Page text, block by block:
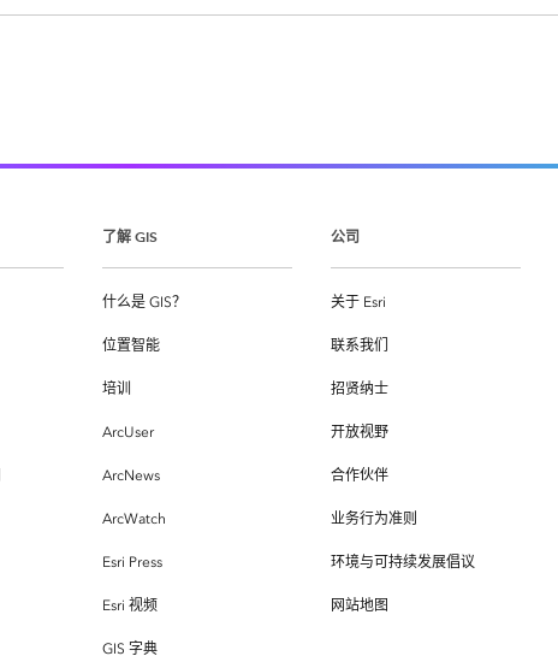
了解 GIS
什么是 GIS？
位置智能
培训
ArcUser
ArcNews
ArcWatch
Esri Press
Esri 视频
GIS 字典
公司
关于 Esri
联系我们
招贤纳士
开放视野
合作伙伴
业务行为准则
环境与可持续发展倡议
网站地图